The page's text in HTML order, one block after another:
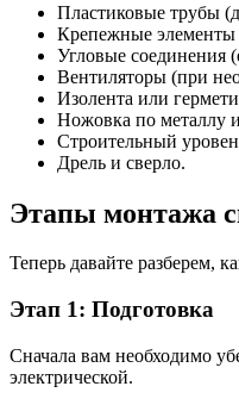
Пластиковые трубы
Крепежные
Угловые соединения
Вентиляторы (при
Изолента или
Ножовка по металлу
Строительный
Дрель и сверло.
Этапы монтажа
Теперь давайте разберем,
Этап 1: Подготовка
Сначала вам необходимо
электрической.